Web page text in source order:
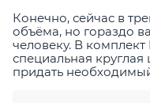
Конечно, сейчас в
объёма, но гораздо
человеку. В
специальная
придать